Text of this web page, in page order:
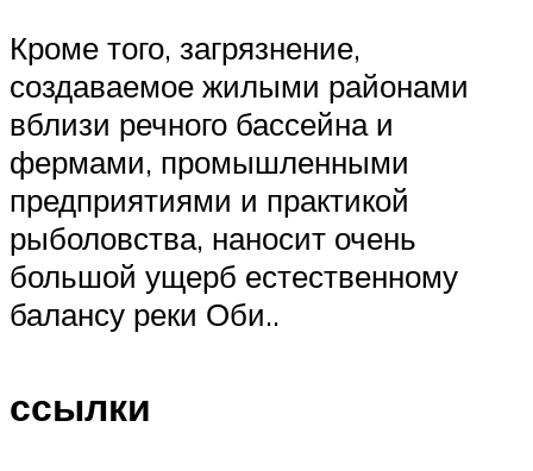
Кроме того, загрязнение,
создаваемое жилыми районами
вблизи речного бассейна и
фермами, промышленными
предприятиями и практикой
рыболовства, наносит очень
большой ущерб естественному
балансу реки Оби..
ссылки